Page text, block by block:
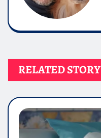
RELATED STORY